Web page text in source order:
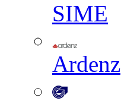
SIME
Ardenz